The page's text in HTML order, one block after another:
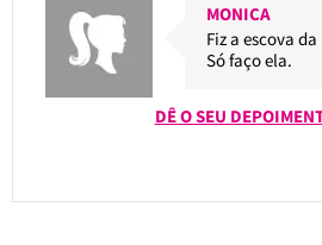
MONICA
Fiz a escova
Só faço ela.
DÊ O SEU